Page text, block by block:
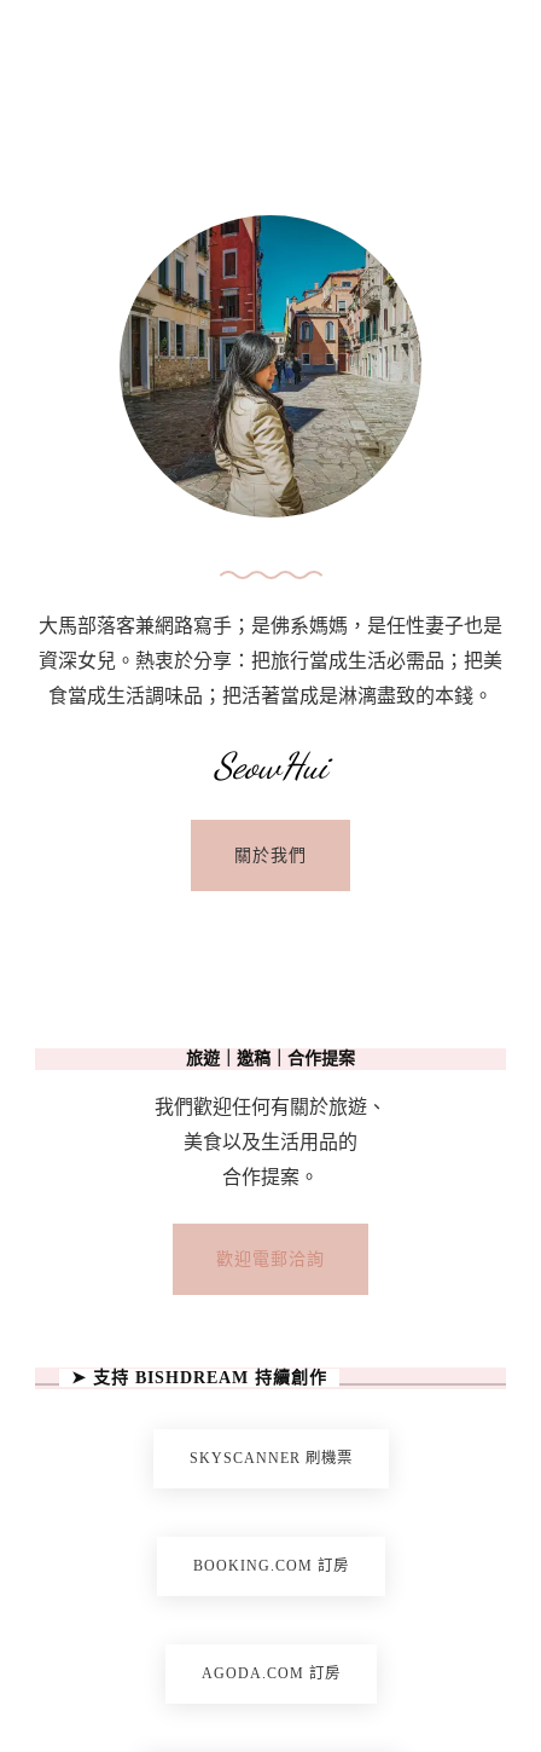
大馬部落客兼網路寫手；是佛系媽媽，是任性妻子也是
資深女兒。熱衷於分享：把旅行當成生活必需品；把美
食當成生活調味品；把活著當成是淋漓盡致的本錢。
SeowHui
關於我們
旅遊｜邀稿｜合作提案
我們歡迎任何有關於旅遊、
美食以及生活用品的
合作提案。
歡迎電郵洽詢
➤ 支持 BISHDREAM 持續創作
SKYSCANNER 刷機票
BOOKING.COM 訂房
AGODA.COM 訂房